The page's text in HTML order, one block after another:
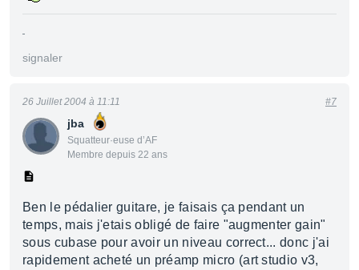
signaler
jba
Squatteur·euse d’AF
Membre depuis 22 ans
26 Juillet 2004 à 11:11 #7
Ben le pédalier guitare, je faisais ça pendant un
temps, mais j'etais obligé de faire "augmenter gain"
sous cubase pour avoir un niveau correct... donc j'ai
rapidement acheté un préamp micro (art studio v3,